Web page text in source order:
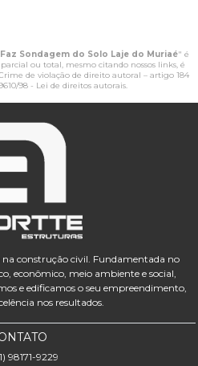
Sondagem do Solo Laje do Muriaé" é
ou total, mesmo citando nossos links, é
de violação de direito autoral – artigo 184
98 - Lei de direitos autorais.
construção civil. Fundamentada no
econômico, meio ambiente e social,
e edificamos o seu empreendimento,
nos resultados.
98171-9229